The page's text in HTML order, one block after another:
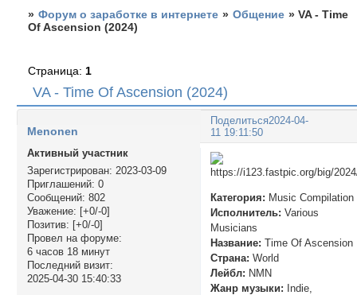
» Форум о заработке в интернете » Общение »VA - Time
Of Ascension (2024)
VA - Time Of Ascension (2024)
Страница: 1
Поделиться2024-04-
11 19:11:50
Menonen
Активный участник
Зарегистрирован: 2023-03-09
Приглашений: 0
Сообщений: 802
Уважение: [+0/-0]
Позитив: [+0/-0]
Провел на форуме:
6 часов 18 минут
Последний визит:
2025-04-30 15:40:33
Категория: Music Compilation
Исполнитель: Various
Musicians
Название: Time Of Ascension
Страна: World
Лейбл: NMN
Жанр музыки: Indie,